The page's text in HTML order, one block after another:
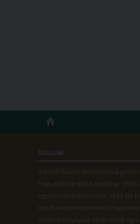
RÓLUNK
A Károli Gáspár Református
nagy múltú (jogelőd alapítása: 1855)
egyetem (jelenlegi nevén 1993 óta
ötvözi a református oktatás
szakmai megújulás iránti nyitottságot.